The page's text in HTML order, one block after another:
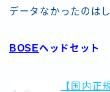
データなかったのは
BOSEヘッドセット
【国内正